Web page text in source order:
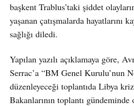
başkent Trablus’taki şiddet
yaşanan çatışmalarda hayatlarını
sağlığı diledi.
Yapılan yazılı açıklamaya göre,
Serrac’a “BM Genel Kurulu’nun
düzenleyeceği toplantıda Libya
Bakanlarının toplantı gündeminde